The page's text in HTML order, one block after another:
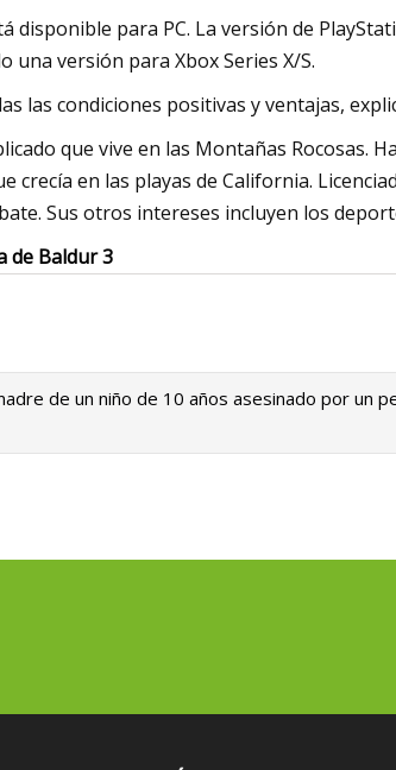
disponible para PC. La versión de
una versión para Xbox Series X/S.
las condiciones positivas y ventajas,
que vive en las Montañas Rocosas.
crecía en las playas de California.
Sus otros intereses incluyen los
de Baldur 3
de un niño de 10 años asesinado por un